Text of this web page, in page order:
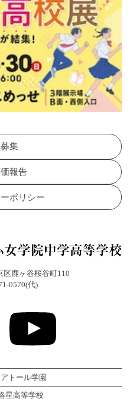
集
報告
ポリシー
区鹿ヶ谷桜谷町110
0570(代)
トール学園
星高等学校